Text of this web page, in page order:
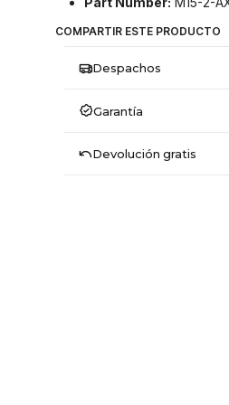
COMPARTIR ESTE PRODUCTO
Despachos
Garantía
Devolución gratis